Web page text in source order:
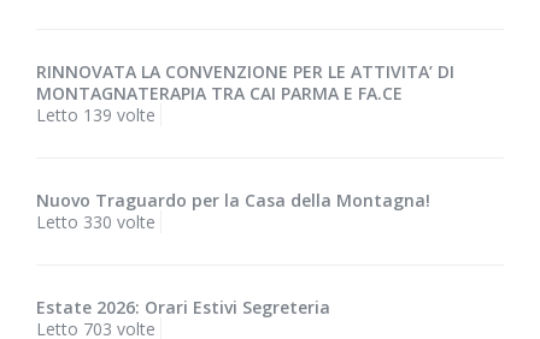
RINNOVATA LA CONVENZIONE PER LE ATTIVITA’ DI
MONTAGNATERAPIA TRA CAI PARMA E FA.CE
Letto 139 volte
Nuovo Traguardo per la Casa della Montagna!
Letto 330 volte
Estate 2026: Orari Estivi Segreteria
Letto 703 volte